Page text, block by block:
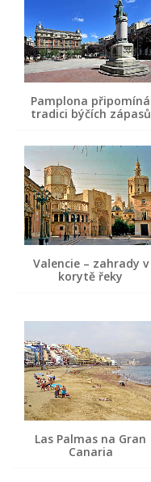
Pamplona připomíná
tradici býčích zápasů
Valencie – zahrady v
korytě řeky
Las Palmas na Gran
Canaria